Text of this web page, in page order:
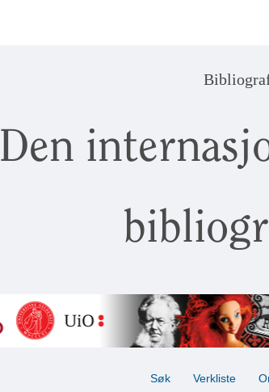
Den
Søk Verkliste